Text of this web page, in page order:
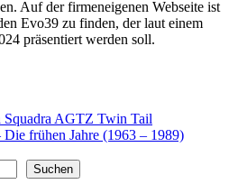
Auf der firmeneigenen Webseite ist
Evo39 zu finden, der laut einem
präsentiert werden soll.
Squadra AGTZ Twin Tail
Die frühen Jahre (1963 – 1989)
Suchen